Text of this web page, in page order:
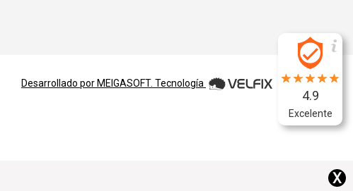
Desarrollado por MEIGASOFT. Tecnología
4.9
Excelente
X